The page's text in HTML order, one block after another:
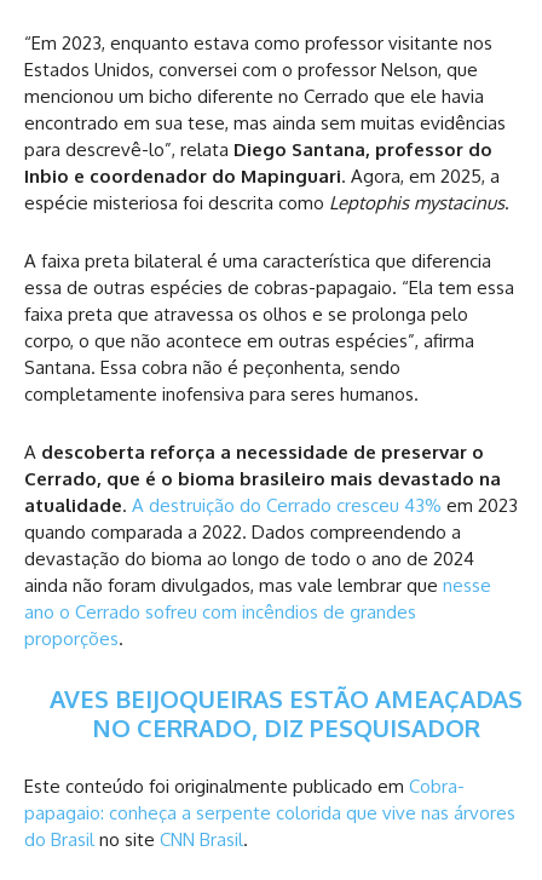
“Em 2023, enquanto estava como professor visitante nos
Estados Unidos, conversei com o professor Nelson, que
mencionou um bicho diferente no Cerrado que ele havia
encontrado em sua tese, mas ainda sem muitas evidências
para descrevê-lo”, relata Diego Santana, professor do
Inbio e coordenador do Mapinguari. Agora, em 2025, a
espécie misteriosa foi descrita como Leptophis mystacinus.
A faixa preta bilateral é uma característica que diferencia
essa de outras espécies de cobras-papagaio. “Ela tem essa
faixa preta que atravessa os olhos e se prolonga pelo
corpo, o que não acontece em outras espécies”, afirma
Santana. Essa cobra não é peçonhenta, sendo
completamente inofensiva para seres humanos.
A descoberta reforça a necessidade de preservar o
Cerrado, que é o bioma brasileiro mais devastado na
atualidade. A destruição do Cerrado cresceu 43% em 2023
quando comparada a 2022. Dados compreendendo a
devastação do bioma ao longo de todo o ano de 2024
ainda não foram divulgados, mas vale lembrar que nesse
ano o Cerrado sofreu com incêndios de grandes
proporções.
AVES BEIJOQUEIRAS ESTÃO AMEAÇADAS
NO CERRADO, DIZ PESQUISADOR
Este conteúdo foi originalmente publicado em Cobra-
papagaio: conheça a serpente colorida que vive nas árvores
do Brasil no site CNN Brasil.